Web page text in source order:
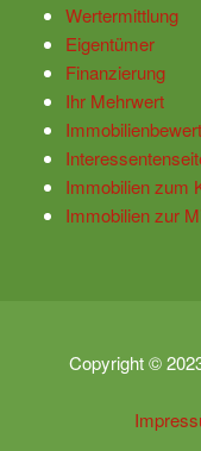
Wertermittlung
Eigentümer
Finanzierung
Ihr Mehrwert
Immobilien zum
Immobilien zur
Copyright ©